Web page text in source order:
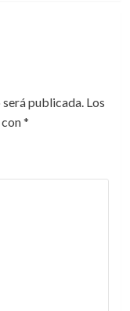
publicada. Los
*